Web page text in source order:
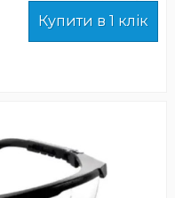
Купити в 1 клік